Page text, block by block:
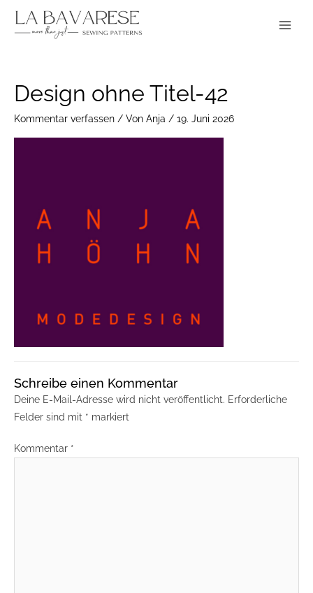
Inhalt
Design ohne Titel-42
Kommentar verfassen / Von Anja / 19. Juni 2026
Schreibe einen Kommentar
Deine E-Mail-Adresse wird nicht veröffentlicht. Erforderliche
Felder sind mit * markiert
Kommentar *